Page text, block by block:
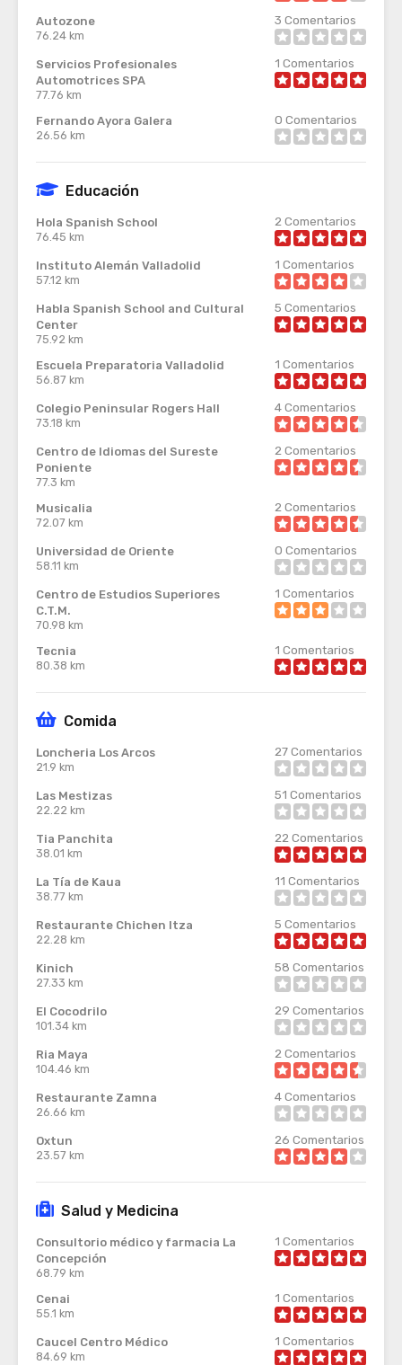
Autozone
76.24 km
3 Comentarios
Servicios Profesionales
Automotrices SPA
77.76 km
1 Comentarios
Fernando Ayora Galera
26.56 km
0 Comentarios
Educación
Hola Spanish School
76.45 km
2Comentarios
Instituto Alemán Valladolid
57.12 km
1 Comentarios
Habla Spanish School and Cultural
Center
75.92 km
5 Comentarios
Escuela Preparatoria Valladolid
56.87 km
1 Comentarios
Colegio Peninsular Rogers Hall
73.18 km
4Comentarios
Centro de Idiomas del Sureste
Poniente
77.3 km
2Comentarios
Musicalia
72.07 km
2Comentarios
Universidad de Oriente
58.11 km
0 Comentarios
Centro de Estudios Superiores
C.T.M.
70.98 km
1 Comentarios
Tecnia
80.38 km
1 Comentarios
Comida
Loncheria Los Arcos
21.9 km
27Comentarios
Las Mestizas
22.22 km
51 Comentarios
Tia Panchita
38.01 km
22Comentarios
La Tía de Kaua
38.77 km
11 Comentarios
Restaurante Chichen Itza
22.28 km
5 Comentarios
Kinich
27.33 km
58 Comentarios
El Cocodrilo
101.34 km
29 Comentarios
Ria Maya
104.46 km
2Comentarios
Restaurante Zamna
26.66 km
4Comentarios
Oxtun
23.57 km
26 Comentarios
Salud y Medicina
Consultorio médico y farmacia La
Concepción
68.79 km
1 Comentarios
Cenai
55.1 km
1 Comentarios
Caucel Centro Médico
84.69 km
1 Comentarios